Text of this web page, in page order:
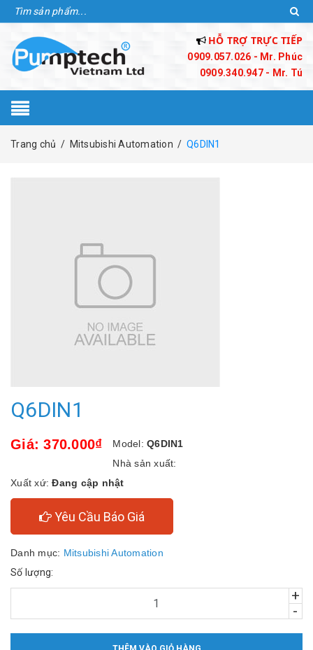
HỖ TRỢ TRỰC TIẾP
0909.057.026 - Mr. Phúc
0909.340.947 - Mr. Tú
Trang chủ / Mitsubishi Automation / Q6DIN1
Q6DIN1
Giá: 370.000₫ Model: Q6DIN1
Nhà sản xuất:
Xuất xứ:Đang cập nhật
Yêu Cầu Báo Giá
Danh mục: Mitsubishi Automation
Số lượng:
+
-